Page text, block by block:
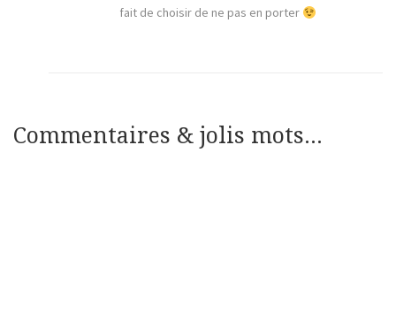
fait de choisir de ne pas en porter
Commentaires & jolis mots...